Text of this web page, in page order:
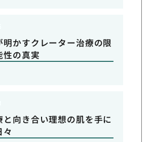
明かすクレーター治療の限
性の真実
と向き合い理想の肌を手に
々